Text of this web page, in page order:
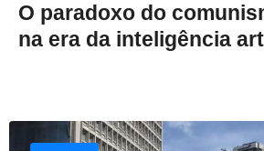
O paradoxo do
na era da inteligência